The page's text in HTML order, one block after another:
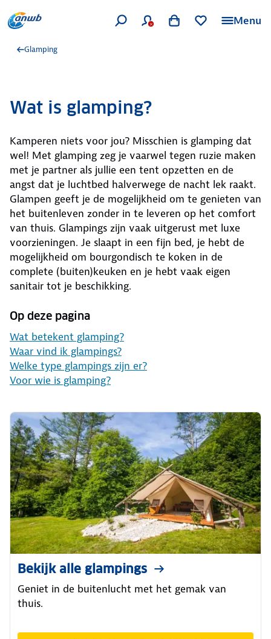
Menu
Glamping
Wat is glamping?
Kamperen niets voor jou? Misschien is glamping dat
wel! Met glamping zeg je vaarwel tegen ruzie maken
met je partner als jullie een tent opzetten en de
angst dat je luchtbed halverwege de nacht lek raakt.
Glampen geeft je de mogelijkheid om te genieten van
het buitenleven zonder in te leveren op het comfort
van thuis. Glampings zijn vaak uitgerust met luxe
voorzieningen. Je slaapt in een fijn bed, je hebt de
mogelijkheid om bourgondisch te koken in de
complete (buiten)keuken en je hebt vaak eigen
sanitair tot je beschikking.
Op deze pagina
Wat betekent glamping?
Waar vind ik glampings?
Welke type glampings zijn er?
Voor wie is glamping?
Bekijk alle glampings
Geniet in de buitenlucht met het gemak van
thuis.